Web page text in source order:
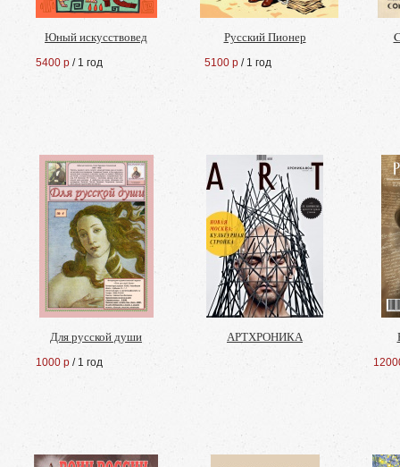
Юный искусствовед
5400 р / 1 год
Русский Пионер
5100 р / 1 год
Для русской души
1000 р / 1 год
АРТХРОНИКА